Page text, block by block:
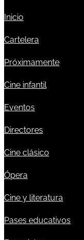
Inicio
Cartelera
Próximamente
Cine infantil
Eventos
Directores
Cine clásico
Ópera
Cine y literatura
Pases educativos